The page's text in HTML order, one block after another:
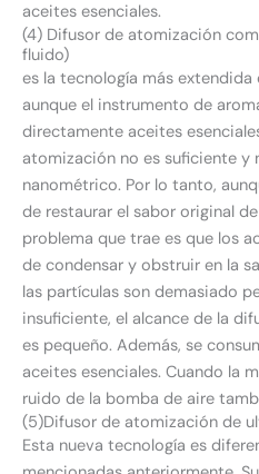
aceites esenciales.
(4) Difusor de atomización
fluido)
es la tecnología más extendida
aunque el instrumento de
directamente aceites
atomización no es suficiente y
nanométrico. Por lo tanto,
de restaurar el sabor original
problema que trae es que los
de condensar y obstruir en la
las partículas son demasiado
insuficiente, el alcance de la
es pequeño. Además, se
aceites esenciales. Cuando la
ruido de la bomba de aire
(5)Difusor de atomización de
Esta nueva tecnología es